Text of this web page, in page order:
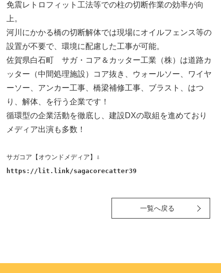
免震レトロフィット工法等での柱の切断作業の効率が向
上。
河川にかかる橋の切断解体では現場にオイルフェンス等の
設置が不要で、環境に配慮した工事が可能。
佐賀県白石町 サガ・コア＆カッター工業（株）は道路カ
ッター（中間処理施設）コア抜き、ウォールソー、ワイヤ
ーソー、アンカー工事、橋梁補修工事、ブラスト、はつ
り、解体、を行う企業です！
循環型の企業活動を徹底し、建設DXの取組を進めており
メディア出演も多数！
サガコア【オウンドメディア】⇩
https://lit.link/sagacorecatter39
一覧へ戻る